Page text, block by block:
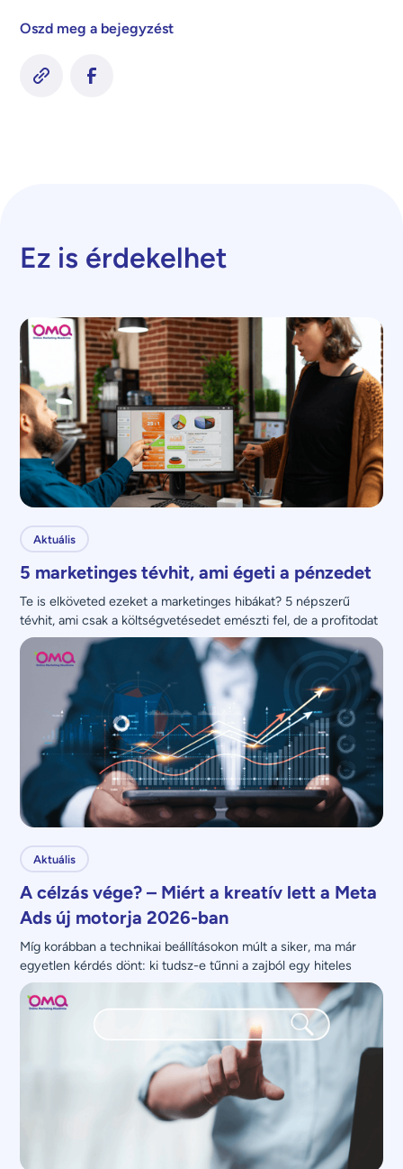
Oszd meg a bejegyzést
Ez is érdekelhet
Aktuális
5 marketinges tévhit, ami égeti a pénzedet
Te is elköveted ezeket a marketinges hibákat? 5 népszerű
tévhit, ami csak a költségvetésedet emészti fel, de a profitodat
nem növeli.
Aktuális
A célzás vége? – Miért a kreatív lett a Meta
Ads új motorja 2026-ban
Míg korábban a technikai beállításokon múlt a siker, ma már
egyetlen kérdés dönt: ki tudsz-e tűnni a zajból egy hiteles
üzenettel?